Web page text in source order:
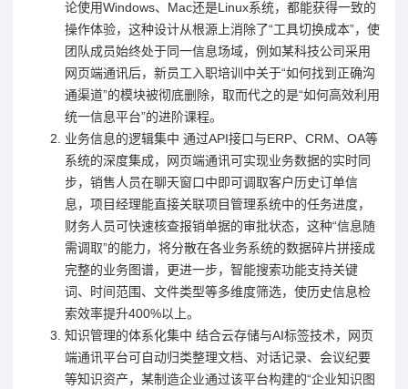
论使用Windows、Mac还是Linux系统，都能获得一致的
操作体验，这种设计从根源上消除了“工具切换成本”，使
团队成员始终处于同一信息场域，例如某科技公司采用
网页端通讯后，新员工入职培训中关于“如何找到正确沟
通渠道”的模块被彻底删除，取而代之的是“如何高效利用
统一信息平台”的进阶课程。
业务信息的逻辑集中 通过API接口与ERP、CRM、OA等
系统的深度集成，网页端通讯可实现业务数据的实时同
步，销售人员在聊天窗口中即可调取客户历史订单信
息，项目经理能直接关联项目管理系统中的任务进度，
财务人员可快速核查报销单据的审批状态，这种“信息随
需调取”的能力，将分散在各业务系统的数据碎片拼接成
完整的业务图谱，更进一步，智能搜索功能支持关键
词、时间范围、文件类型等多维度筛选，使历史信息检
索效率提升400%以上。
知识管理的体系化集中 结合云存储与AI标签技术，网页
端通讯平台可自动归类整理文档、对话记录、会议纪要
等知识资产，某制造企业通过该平台构建的“企业知识图